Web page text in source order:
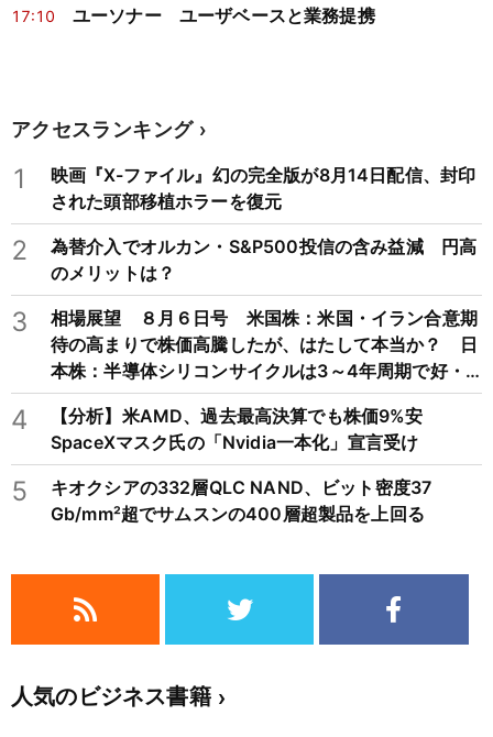
17:10 ユーソナー ユーザベースと業務提携
アクセスランキング
1
映画『X-ファイル』幻の完全版が8月14日配信、封印
された頭部移植ホラーを復元
2
為替介入でオルカン・S&P500投信の含み益減 円高
のメリットは？
3
相場展望 ８月６日号 米国株：米国・イラン合意期
待の高まりで株価高騰したが、はたして本当か？ 日
本株：半導体シリコンサイクルは3～4年周期で好・
不況を繰り返すため注意
4
【分析】米AMD、過去最高決算でも株価9%安
SpaceXマスク氏の「Nvidia一本化」宣言受け
5
キオクシアの332層QLC NAND、ビット密度37
Gb/mm²超でサムスンの400層超製品を上回る
人気のビジネス書籍